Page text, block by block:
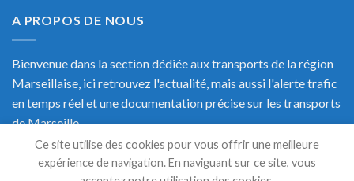
A PROPOS DE NOUS
Bienvenue dans la section dédiée aux transports de la région
Marseillaise, ici retrouvez l'actualité, mais aussi l'alerte trafic
en temps réel et une documentation précise sur les transports
de Marseille.
Ce site utilise des cookies pour vous offrir une meilleure
expérience de navigation. En naviguant sur ce site, vous